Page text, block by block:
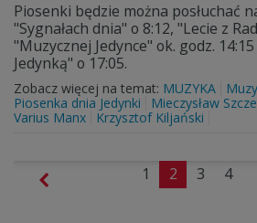
Piosenki będzie można posłuchać
"Sygnałach dnia" o 8:12, "Lecie z
"Muzycznej Jedynce" ok. godz.
Jedynką" o 17:05.
Zobacz więcej na temat: MUZYKA
Piosenka dnia Jedynki
Mieczysław
Varius Manx
Krzysztof Kiljański
1 2 3 4